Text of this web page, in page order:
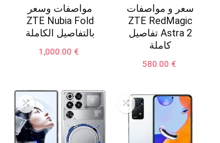
سعر و مواصفات
ZTE RedMagic
Astra 2 تفاصيل
كاملة
€
580.00
مواصفات وسعر
ZTE Nubia Fold
بالتفاصيل الكاملة
€
1,000.00